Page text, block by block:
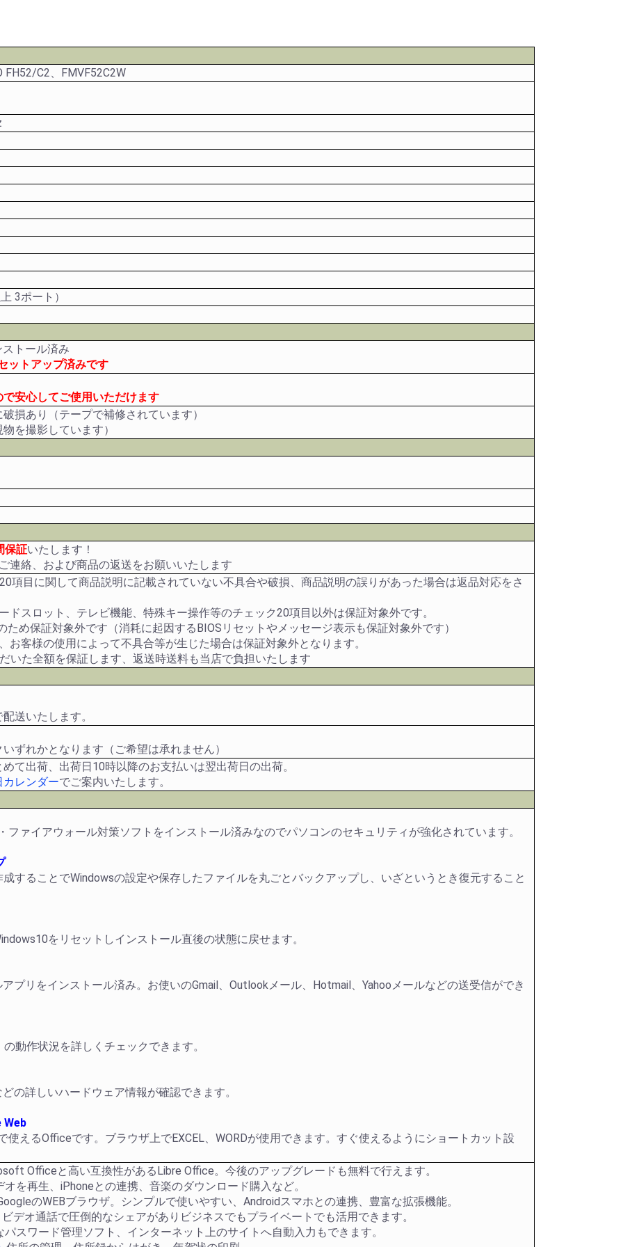
FH52/C2、FMVF52C2W
3ポート）
トール済み
ットアップ済みです
安心してご使用いただけます
損あり（テープで補修されています）
を撮影しています）
保証いたします！
連絡、および商品の返送をお願いいたします
項目に関して商品説明に記載されていない不具合や破損、商品説明の誤りがあった場合は返品対応をさ
ドスロット、テレビ機能、特殊キー操作等のチェック20項目以外は保証対象外です。
ため保証対象外です（消耗に起因するBIOSリセットやメッセージ表示も保証対象外です）
お客様の使用によって不具合等が生じた場合は保証対象外となります。
いた全額を保証します、返送時送料も当店で負担いたします
送いたします。
ずれかとなります（ご希望は承れません）
て出荷、出荷日10時以降のお支払いは翌出荷日の出荷。
カレンダーでご案内いたします。
ァイアウォール対策ソフトをインストール済みなのでパソコンのセキュリティが強化されています。
することでWindowsの設定や保存したファイルを丸ごとバックアップし、いざというとき復元すること
をリセットしインストール直後の状態に戻せます。
プリをインストール済み。お使いのGmail、Outlookメール、Hotmail、Yahooメールなどの送受信ができ
動作状況を詳しくチェックできます。
の詳しいハードウェア情報が確認できます。
えるOfficeです。ブラウザ上でEXCEL、WORDが使用できます。すぐ使えるようにショートカット設
Officeと高い互換性があるLibre Office。今後のアップグレードも無料で行えます。
オを再生、iPhoneとの連携、音楽のダウンロード購入など。
のWEBブラウザ。シンプルで使いやすい、Androidスマホとの連携、豊富な拡張機能。
デオ通話で圧倒的なシェアがありビジネスでもプライベートでも活用できます。
パスワード管理ソフト、インターネット上のサイトへ自動入力もできます。